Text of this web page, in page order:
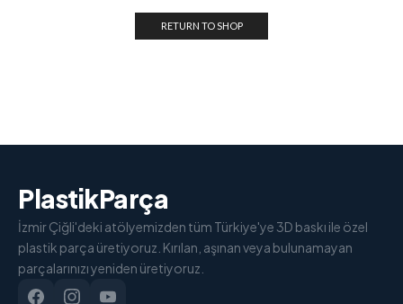
RETURN TO SHOP
PlastikParça
İzmir Çiğli'deki atölyemizden tüm Türkiye'ye 3D baskı ile özel
plastik parça üretiyoruz. Kırılan, aşınan veya bulunamayan
parçalarınızı yeniden üretiyoruz.